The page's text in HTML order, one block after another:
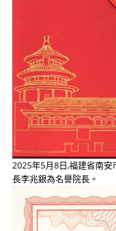
2025年5月8日,福建省南
長李兆銀為名譽院長。